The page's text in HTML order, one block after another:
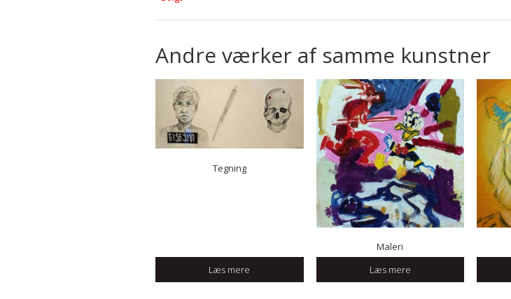
Andre værker af samme kunstner
Tegning
Læs mere
Maleri
Læs mere